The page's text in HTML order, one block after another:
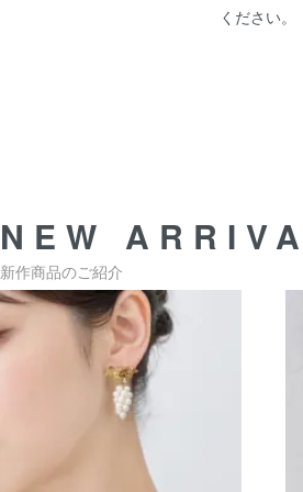
ください。
NEW
新作商品のご紹介